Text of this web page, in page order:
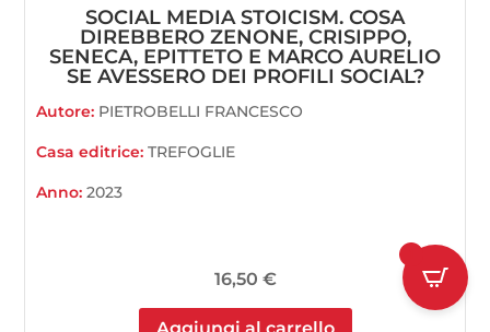
SOCIAL MEDIA STOICISM. COSA
DIREBBERO ZENONE, CRISIPPO,
SENECA, EPITTETO E MARCO AURELIO
SE AVESSERO DEI PROFILI SOCIAL?
Autore: PIETROBELLI FRANCESCO
Casa editrice:TREFOGLIE
Anno:2023
16,50 €
Aggiungi al carrello